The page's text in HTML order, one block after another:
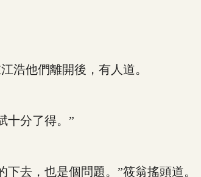
他們離開後，有人道。
分了得。”
去，也是個問題。”筱翁搖頭道。